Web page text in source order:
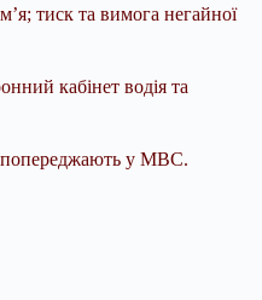
тиск та вимога негайної
кабінет водія та
попереджають у МВС.